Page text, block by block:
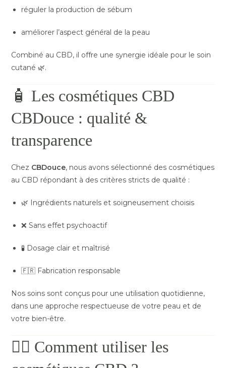
réguler la production de sébum
améliorer l’aspect général de la peau
Combiné au CBD, il offre une synergie idéale pour le soin
cutané 🌿.
🧴 Les cosmétiques CBD
CBDouce : qualité &
transparence
Chez CBDouce, nous avons sélectionné des cosmétiques
au CBD répondant à des critères stricts de qualité :
🌿 Ingrédients naturels et soigneusement choisis
❌ Sans effet psychoactif
🧪 Dosage clair et maîtrisé
🇫🇷 Fabrication responsable
Nos soins sont conçus pour une utilisation quotidienne,
dans une approche respectueuse de votre peau et de
votre bien-être.
🧘‍♂️ Comment utiliser les